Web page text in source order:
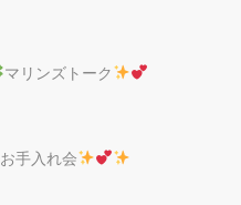
マリンズトーク
お手入れ会